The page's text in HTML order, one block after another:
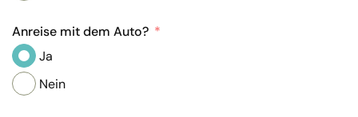
Anreise mit dem Auto?
Ja
Nein